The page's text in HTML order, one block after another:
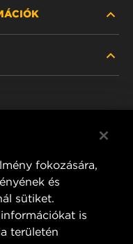
fokozására,
és
sütiket.
is
területén